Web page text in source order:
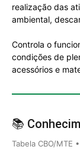
realização das
ambiental,
Controla o
condições de
acessórios e
📚
Tabela CBO/MTE